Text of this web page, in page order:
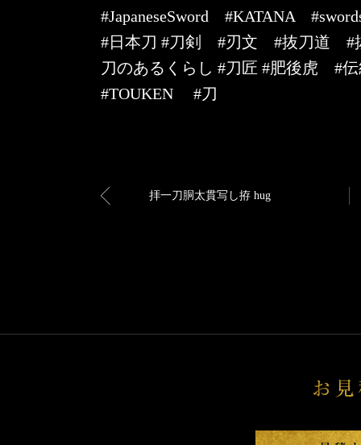
#JapaneseSword #KATANA
#日本刀 #刀剣 #刃文 #抜刀道
刀のあるくらし #刀匠 #肥後虎
#TOUKEN #刀
拝一刀胴太貫写し拵 hug